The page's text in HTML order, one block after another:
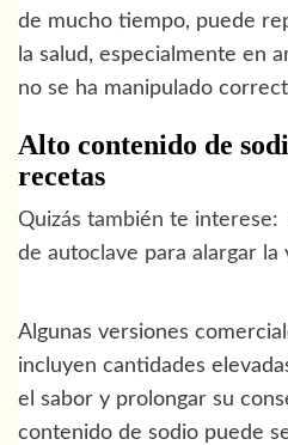
de mucho tiempo, puede
la salud, especialmente en
no se ha manipulado
Alto contenido de
recetas
Quizás también te interese:
de autoclave para alargar
Algunas versiones
incluyen cantidades
el sabor y prolongar su
contenido de sodio puede